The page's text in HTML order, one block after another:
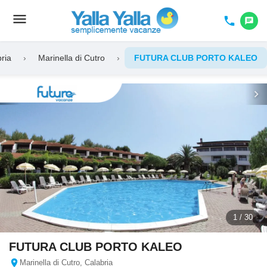
Toggle
menu phone chat
› Marinella di Cutro › FUTURA CLUB PORTO KALEO
chevron_right
1 / 30
FUTURA CLUB PORTO KALEO
location_on Marinella di Cutro, Calabria